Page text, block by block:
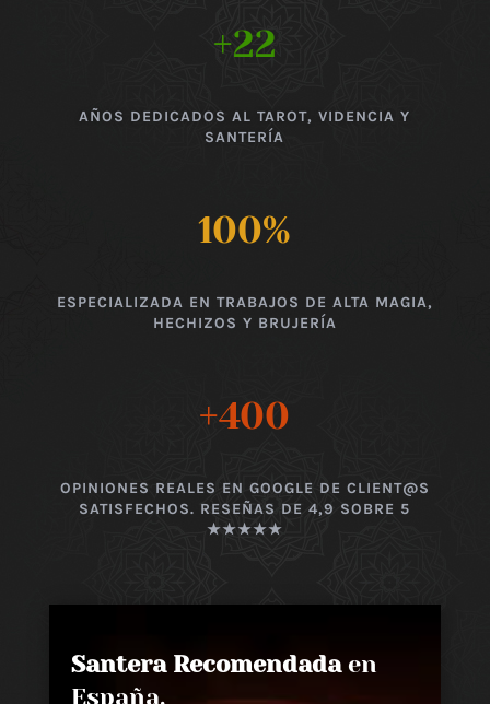
+22
AÑOS DEDICADOS AL TAROT, VIDENCIA Y
SANTERÍA
100%
ESPECIALIZADA EN TRABAJOS DE ALTA MAGIA,
HECHIZOS Y BRUJERÍA
+400
OPINIONES REALES EN GOOGLE DE CLIENT@S
SATISFECHOS. RESEÑAS DE 4,9 SOBRE 5
★★★★★
Santera Recomendadaen
España,